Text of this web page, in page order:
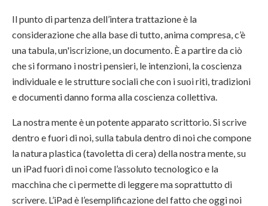
Il punto di partenza dell’intera trattazione è la
considerazione che alla base di tutto, anima compresa, c’è
una tabula, un'iscrizione, un documento. È a partire da ciò
che si formano i nostri pensieri, le intenzioni, la coscienza
individuale e le strutture sociali che con i suoi riti, tradizioni
e documenti danno forma alla coscienza collettiva.
La nostra mente è un potente apparato scrittorio. Si scrive
dentro e fuori di noi, sulla tabula dentro di noi che compone
la natura plastica (tavoletta di cera) della nostra mente, su
un iPad fuori di noi come l’assoluto tecnologico e la
macchina che ci permette di leggere ma soprattutto di
scrivere. L’iPad è l’esemplificazione del fatto che oggi noi